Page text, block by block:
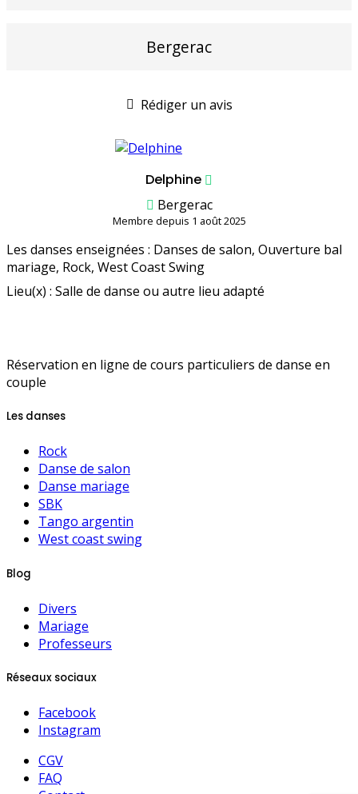
Bergerac
Rédiger un avis
Delphine
Bergerac
Membre depuis 1 août 2025
Les danses enseignées : Danses de salon, Ouverture bal
mariage, Rock, West Coast Swing
Lieu(x) : Salle de danse ou autre lieu adapté
Réservation en ligne de cours particuliers de danse en
couple
Les danses
Rock
Danse de salon
Danse mariage
SBK
Tango argentin
West coast swing
Blog
Divers
Mariage
Professeurs
Réseaux sociaux
Facebook
Instagram
CGV
FAQ